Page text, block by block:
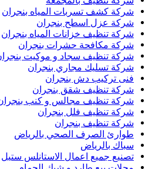
شركة كشف تسربات المياه بنجران
شركة عزل اسطح بنجران
شركة تنظيف خزانات المياه بنجران
شركة مكافحة حشرات بنجران
شركة تنظيف سجاد و موكيت
شركة تسليك مجاري بنجران
فنى تركيب دش بنجران
شركة تنظيف شقق بنجران
شركة تنظيف مجالس و كنب
شركة تنظيف فلل بنجران
شركة تنظيف بنجران
طوارئ الصرف الصحي بالرياض
سباك بالرياض
تصنيع جميع اعمال الاستانلس ستيل